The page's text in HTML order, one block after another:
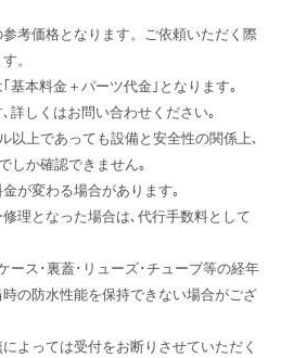
考価格となります。ご依頼いただく際
。
基本料金＋パーツ代金｣となります｡
詳しくはお問い合わせください｡
以上であっても設備と安全性の関係上､
しか確認できません｡
が変わる場合があります｡
理となった場合は､代行手数料として
ース･裏蓋･リューズ･チューブ等の経年
の防水性能を保持できない場合がござ
よっては受付をお断りさせていただく